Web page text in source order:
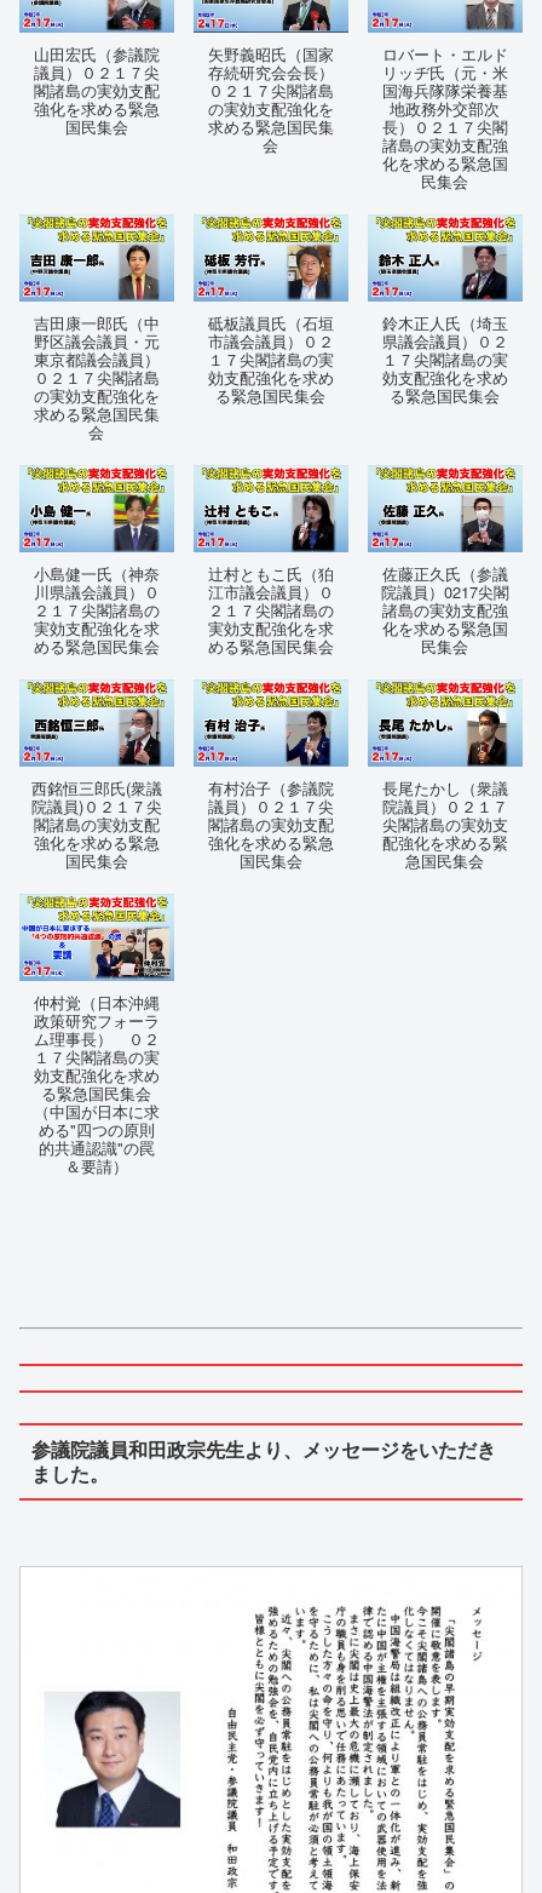
山田宏氏（参議院
議員）０２１７尖
閣諸島の実効支配
強化を求める緊急
国民集会
矢野義昭氏（国家
存続研究会会長）
０２１７尖閣諸島
の実効支配強化を
求める緊急国民集
会
ロバート・エルド
リッヂ氏（元・米
国海兵隊隊栄養基
地政務外交部次
長）０２１７尖閣
諸島の実効支配強
化を求める緊急国
民集会
吉田康一郎氏（中
野区議会議員・元
東京都議会議員）
０２１７尖閣諸島
の実効支配強化を
求める緊急国民集
会
砥板議員氏（石垣
市議会議員）０２
１７尖閣諸島の実
効支配強化を求め
る緊急国民集会
鈴木正人氏（埼玉
県議会議員）０２
１７尖閣諸島の実
効支配強化を求め
る緊急国民集会
小島健一氏（神奈
川県議会議員）０
２１７尖閣諸島の
実効支配強化を求
める緊急国民集会
辻村ともこ氏（狛
江市議会議員）０
２１７尖閣諸島の
実効支配強化を求
める緊急国民集会
佐藤正久氏（参議
院議員）0217尖閣
諸島の実効支配強
化を求める緊急国
民集会
西銘恒三郎氏(衆議
院議員)０２１７尖
閣諸島の実効支配
強化を求める緊急
国民集会
有村治子（参議院
議員）０２１７尖
閣諸島の実効支配
強化を求める緊急
国民集会
長尾たかし（衆議
院議員）０２１７
尖閣諸島の実効支
配強化を求める緊
急国民集会
仲村覚（日本沖縄
政策研究フォーラ
ム理事長） ０２
１７尖閣諸島の実
効支配強化を求め
る緊急国民集会
（中国が日本に求
める"四つの原則
的共通認識"の罠
＆要請）
参議院議員和田政宗先生より、メッセージをいただき
ました。